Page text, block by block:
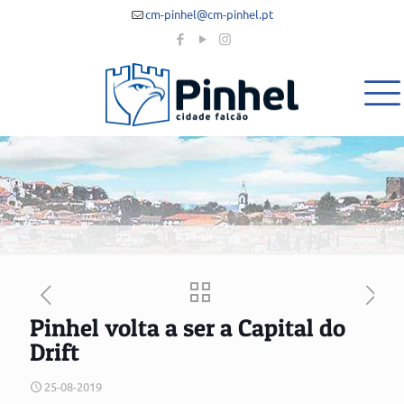
cm-pinhel@cm-pinhel.pt
Pinhel volta a ser a Capital do
Drift
25-08-2019